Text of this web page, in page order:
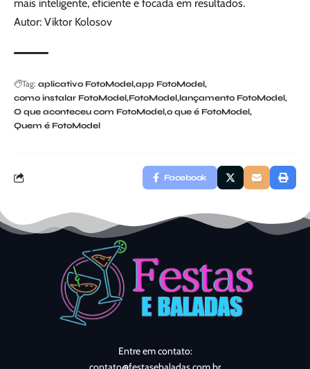
mais inteligente, eficiente e focada em resultados.
Autor: Viktor Kolosov
Tag: aplicativo FotoModel app FotoModel
como instalar FotoModel FotoModel lançamento FotoModel
O que aconteceu com FotoModel o que é FotoModel
Quem é FotoModel
Facebook
Entre em contato: